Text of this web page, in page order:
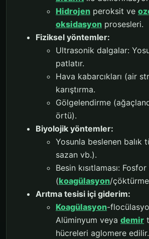
Hidrojen peroksit ve
oksidasyon prosesleri.
Fiziksel yöntemler:
Ultrasonik dalgalar:
patlatır.
Hava kabarcıkları (air
karıştırma.
Gölgelendirme
örtü).
Biyolojik yöntemler:
Yosunla beslenen balık
sazan vb.).
Besin kısıtlaması:
(koagülasyon/
Arıtma tesisi içi giderim:
Koagülasyon-
Alüminyum veya demir
hücreleri aglomere edilir.